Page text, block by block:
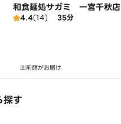
和食麺処サガミ 一宮千秋店
4.4(14) 35分
出前館がお届け
探す